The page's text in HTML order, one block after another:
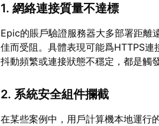
1. 網絡連接質量不達標
Epic的賬戶驗證服務器大多部署距離
佳而受阻。具體表現可能爲HTTPS連
抖動頻繁或連接狀態不穩定，都是觸
2. 系統安全組件攔截
在某些案例中，用戶計算機本地運行